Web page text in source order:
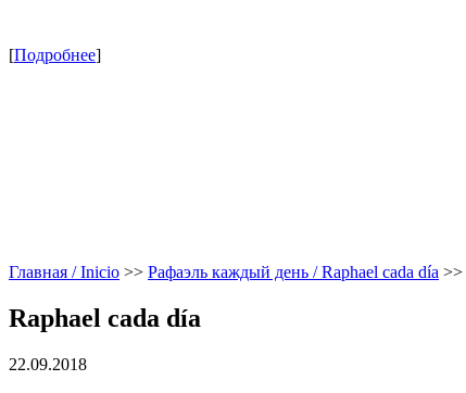
[Подробнее]
Главная / Inicio >> Рафаэль каждый день / Raphael cada día >>
Raphael cada día
22.09.2018